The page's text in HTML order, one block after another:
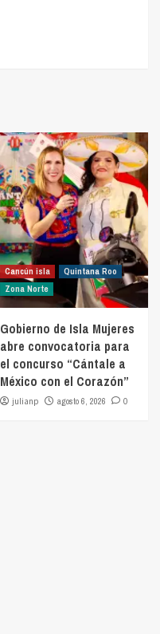
Cancún isla
Quintana Roo
Zona Norte
Gobierno de Isla Mujeres
abre convocatoria para
el concurso “Cántale a
México con el Corazón”
julianp agosto 6, 2026 0